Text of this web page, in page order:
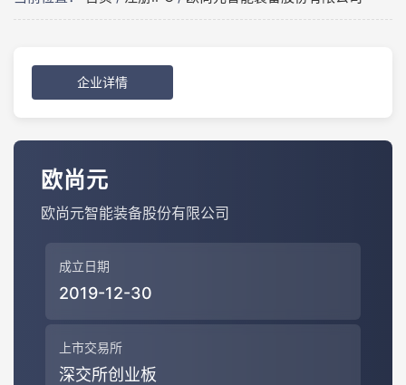
企业详情
欧尚元
欧尚元智能装备股份有限公司
成立日期
2019-12-30
上市交易所
深交所创业板